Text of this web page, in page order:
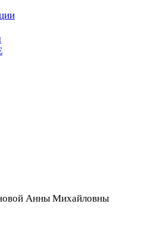
Анны Михайловны